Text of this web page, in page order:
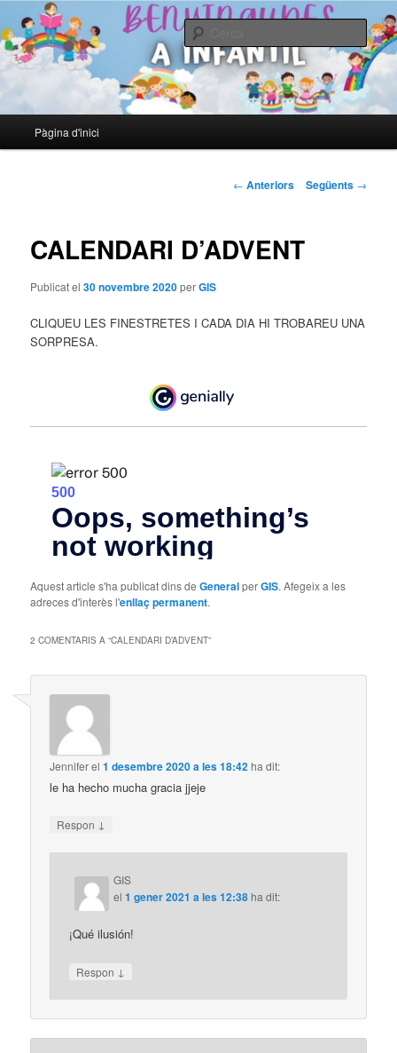
EL BLOC D'EDUCACIÓ INFANTIL
LA CLAU DE L'EDUCACIÓ NO ÉS ENSENYAR, ÉS DESPERTAR. Ernest
Renan
Cerca
principal
Aneu
principal
Pàgina d'inici
Navegació
← Anteriors Següents →
CALENDARI D’ADVENT
Publicat el30 novembre 2020perGIS
CLIQUEU LES FINESTRETES I CADA DIA HI TROBAREU UNA
SORPRESA.
Aquest article s'ha publicat dins deGeneralperGIS. Afegeix a les
adreces d'interès l'enllaç permanent.
2 COMENTARIS A “CALENDARI D’ADVENT”
Jenniferel1 desembre 2020 a les 18:42ha dit:
le ha hecho mucha gracia jjeje
Respon ↓
GIS
el1 gener 2021 a les 12:38 ha dit:
¡Qué ilusión!
Respon ↓